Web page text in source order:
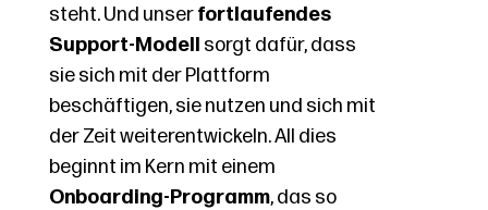
steht. Und unserfortlaufendes
Support-Modell
sorgt dafür, dass
sie sich mit der Plattform
beschäftigen, sie nutzen und sich mit
der Zeit weiterentwickeln. All dies
beginnt im Kern mit einem
Onboarding-Programm, das so